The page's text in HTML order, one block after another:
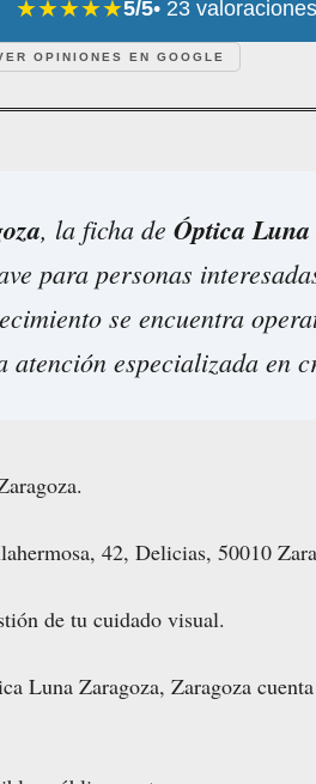
★★★★★5/5• 23 valoraciones
OPINIONES EN GOOGLE
, la ficha de Óptica Luna
para personas
se encuentra
especializada en
42, Delicias, 50010
de tu cuidado visual.
Luna Zaragoza, Zaragoza